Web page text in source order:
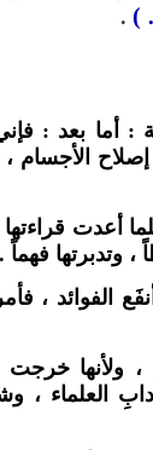
)
.
: أما بعد :
الأجسام ،
أعدت
وتدبرتها فهماً .
الفوائد
، ولأنها
وآدابِ